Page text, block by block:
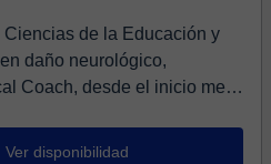
de la Educación y
daño neurológico,
Coach, desde el inicio me
Ver disponibilidad